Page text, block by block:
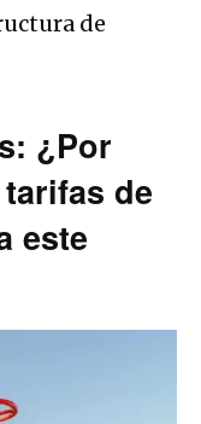
de
¿Por
de
este